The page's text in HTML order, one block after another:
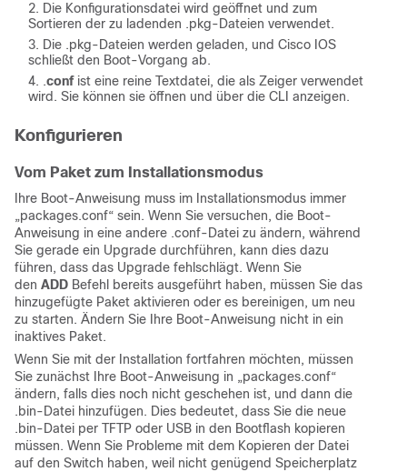
Die Konfigurationsdatei wird geöffnet und zum
Sortieren der zu ladenden .pkg-Dateien verwendet.
Die .pkg-Dateien werden geladen, und Cisco IOS
schließt den Boot-Vorgang ab.
.confist eine reine Textdatei, die als Zeiger verwendet
wird. Sie können sie öffnen und über die CLI anzeigen.
Konfigurieren
Vom Paket zum Installationsmodus
Ihre Boot-Anweisung muss im Installationsmodus immer
„packages.conf“ sein. Wenn Sie versuchen, die Boot-
Anweisung in eine andere .conf-Datei zu ändern, während
Sie gerade ein Upgrade durchführen, kann dies dazu
führen, dass das Upgrade fehlschlägt. Wenn Sie
den ADD Befehl bereits ausgeführt haben, müssen Sie das
hinzugefügte Paket aktivieren oder es bereinigen, um neu
zu starten. Ändern Sie Ihre Boot-Anweisung nicht in ein
inaktives Paket.
Wenn Sie mit der Installation fortfahren möchten, müssen
Sie zunächst Ihre Boot-Anweisung in „packages.conf“
ändern, falls dies noch nicht geschehen ist, und dann die
.bin-Datei hinzufügen. Dies bedeutet, dass Sie die neue
.bin-Datei per TFTP oder USB in den Bootflash kopieren
müssen. Wenn Sie Probleme mit dem Kopieren der Datei
auf den Switch haben, weil nicht genügend Speicherplatz